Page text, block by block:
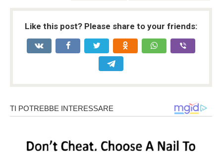
Like this post? Please share to your friends: